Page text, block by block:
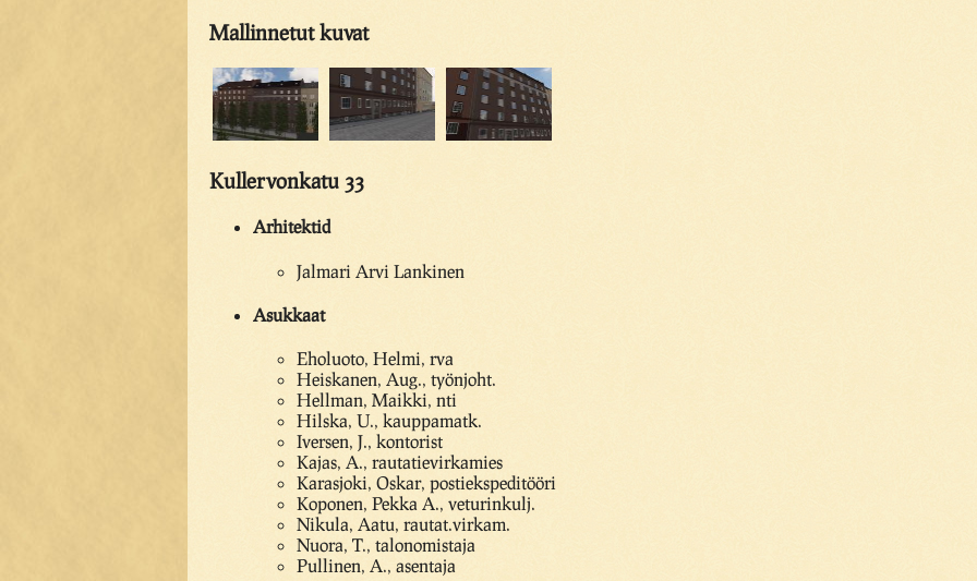
Mallinnetut kuvat
Kullervonkatu 33
Arhitektid
Jalmari Arvi Lankinen
Asukkaat
Eholuoto, Helmi, rva
Heiskanen, Aug., työnjoht.
Hellman, Maikki, nti
Hilska, U., kauppamatk.
Iversen, J., kontorist
Kajas, A., rautatievirkamies
Karasjoki, Oskar, postiekspeditööri
Koponen, Pekka A., veturinkulj.
Nikula, Aatu, rautat.virkam.
Nuora, T., talonomistaja
Pullinen, A., asentaja